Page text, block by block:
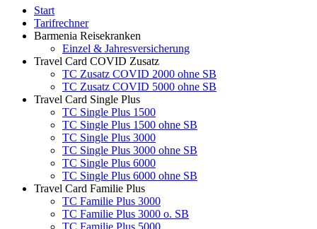
Start
Tarifrechner
Barmenia Reisekranken
Einzel & Jahresversicherung
Travel Card COVID Zusatz
TC Zusatz COVID 2000 ohne SB
TC Zusatz COVID 5000 ohne SB
Travel Card Single Plus
TC Single Plus 1500
TC Single Plus 1500 ohne SB
TC Single Plus 3000
TC Single Plus 3000 ohne SB
TC Single Plus 6000
TC Single Plus 6000 ohne SB
Travel Card Familie Plus
TC Familie Plus 3000
TC Familie Plus 3000 o. SB
TC Familie Plus 5000